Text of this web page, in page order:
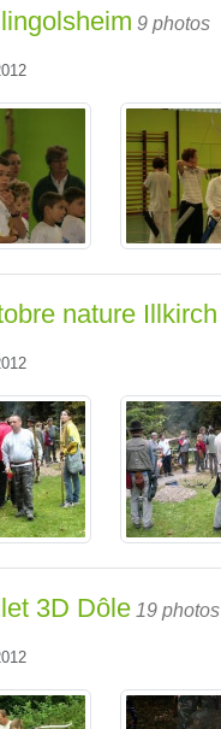
9 photos
nature Illkirch
3D Dôle 19 photos